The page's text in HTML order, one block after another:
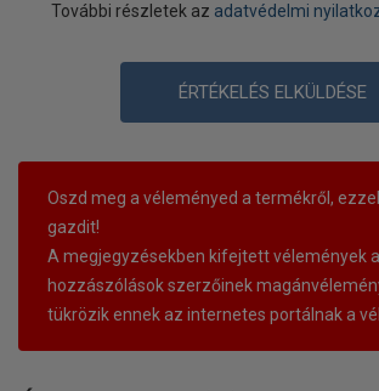
További részletek az adatvédelmi
ÉRTÉKELÉS ELKÜLDÉSE
Oszd meg a véleményed a termékről,
gazdit!
A megjegyzésekben kifejtett vélemények a
hozzászólások szerzőinek
tükrözik ennek az internetes portálnak a